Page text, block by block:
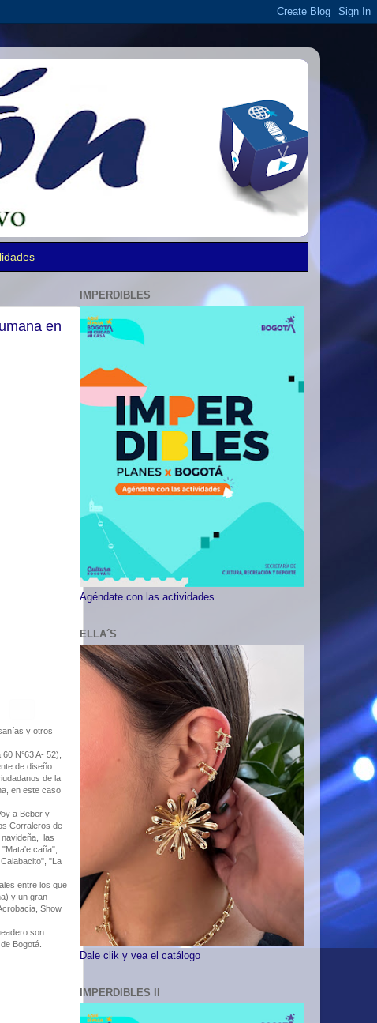
en
y otros
N°63 A- 52),
de diseño.
de la
en este caso
a Beber y
Corraleros de
navideña, las
caña",
"La
entre los que
y un gran
Show
son
Bogotá.
IMPERDIBLES
Agéndate con las actividades.
ELLA´S
Dale clik y vea el catálogo
IMPERDIBLES II